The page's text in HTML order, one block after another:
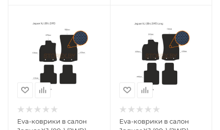
Eva-коврики в салон
Eva-коврики в салон